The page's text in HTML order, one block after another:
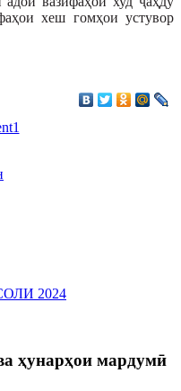
хеш гомҳои устувор
2024
ҳунарҳои мардумӣ